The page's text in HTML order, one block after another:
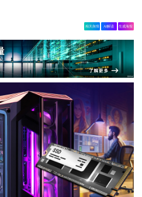
相关舆情 AI解读 生成海报